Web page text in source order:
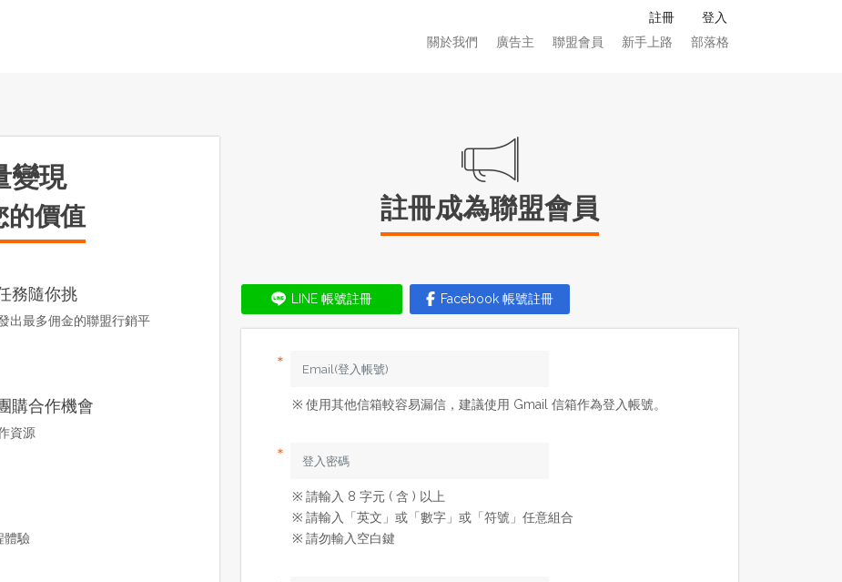
註冊
登入
關於我們
廣告主 聯盟會員 新手上路 部落格
變現
的價值
務隨你挑
出最多佣金的聯盟行銷平
購合作機會
資源
體驗
註冊成為聯盟會員
LINE 帳號註冊 Facebook 帳號註冊
＊
※ 使用其他信箱較容易漏信，建議使用 Gmail 信箱作為登入帳號。
＊
※ 請輸入 8 字元 ( 含 ) 以上
※ 請輸入「英文」或「數字」或「符號」任意組合
※ 請勿輸入空白鍵